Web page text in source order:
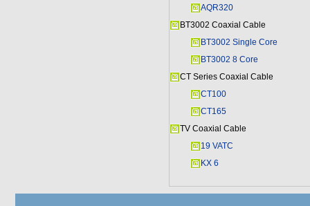
AQR320
BT3002 Coaxial Cable
BT3002 Single Core
BT3002 8 Core
CT Series Coaxial Cable
CT100
CT165
TV Coaxial Cable
19 VATC
KX 6